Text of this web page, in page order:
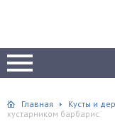
Главная Кусты и
кустарником барбарис